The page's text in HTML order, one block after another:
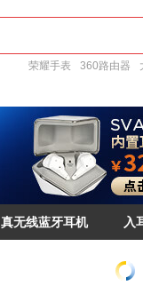
荣耀手表 360路由器
真无线蓝牙耳机 入